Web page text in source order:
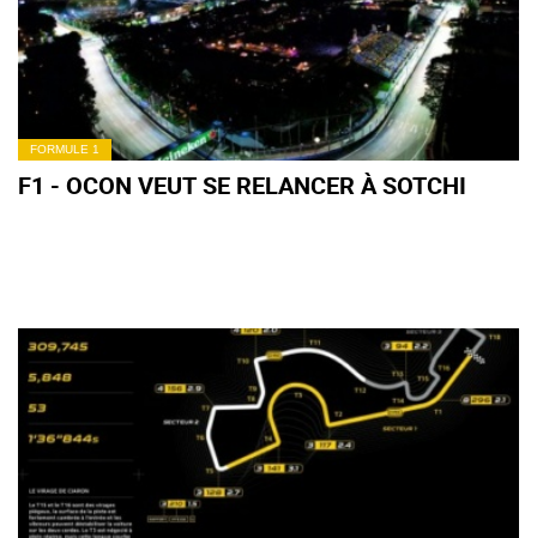
FORMULE 1
F1 - OCON VEUT SE RELANCER À SOTCHI